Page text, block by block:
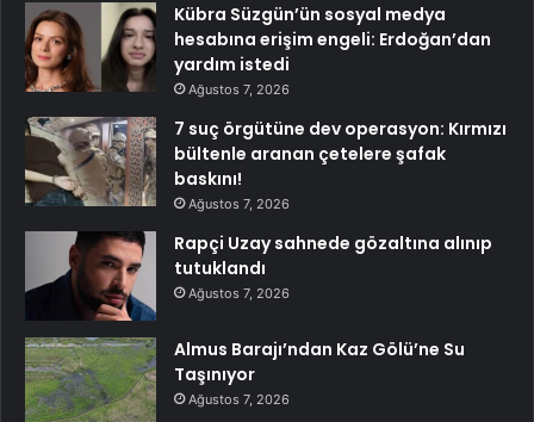
Kübra Süzgün’ün sosyal medya
hesabına erişim engeli: Erdoğan’dan
yardım istedi
Ağustos 7, 2026
7 suç örgütüne dev operasyon: Kırmızı
bültenle aranan çetelere şafak
baskını!
Ağustos 7, 2026
Rapçi Uzay sahnede gözaltına alınıp
tutuklandı
Ağustos 7, 2026
Almus Barajı’ndan Kaz Gölü’ne Su
Taşınıyor
Ağustos 7, 2026